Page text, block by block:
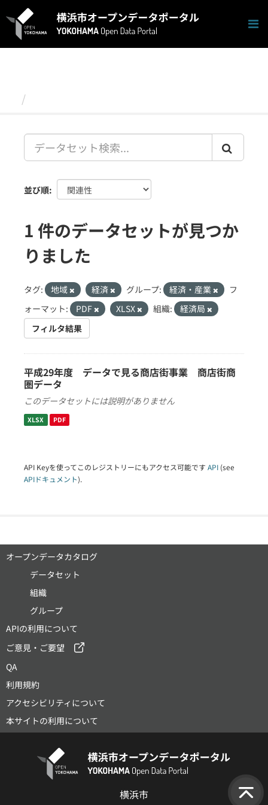
キ
並び順
1 件のデータセットが見つか
りました
タグ: 地域 経済 グループ: 経済・産業
フ
ォーマット:
PDF XLSX 組織:
経済局
フィルタ結果
平成29年度 データで見る商店街事業 商店街商
圏データ
このデータセットには説明がありません
XLSX PDF
API Keyを使ってこのレジストリーにもアクセス可能です API (see
APIドキュメント).
オープンデータカタログ
データセット
組織
グループ
APIの利用について
ご意見・ご要望
QA
利用規約
アクセシビリティについて
本サイトの利用について
横浜市